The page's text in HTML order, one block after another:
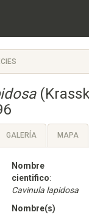
GALERÍA MAPA
Nombre
cientifico:
Cavinula lapidosa
Nombre(s)